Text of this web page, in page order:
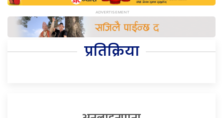
प्रतिक्रिया